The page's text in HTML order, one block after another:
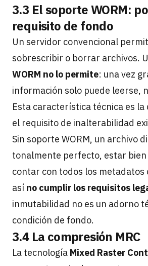
3.3 El soporte WORM:
requisito de fondo
Un servidor convencional
sobrescribir o borrar archivos.
WORM no lo permite: una vez
información solo puede leerse,
Esta característica técnica es
el requisito de inalterabilidad
Sin soporte WORM, un archivo
tonalmente perfecto, estar bien
contar con todos los metadatos
así no cumplir los requisitos
inmutabilidad no es un adorno
condición de fondo.
3.4 La compresión MRC
La tecnología Mixed Raster